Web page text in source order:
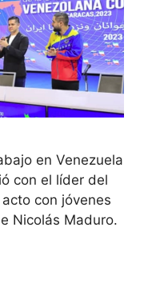
en Venezuela
con el líder del
con jóvenes
Nicolás Maduro.